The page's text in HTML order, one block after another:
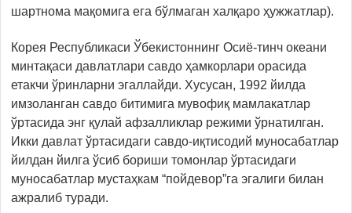
шартнома мақомига ега бўлмаган халқаро ҳужжатлар).
Корея Республикаси Ўбекистоннинг Осиё-тинч океани
минтақаси давлатлари савдо ҳамкорлари орасида
етакчи ўринларни эгаллайди. Хусусан, 1992 йилда
имзоланган савдо битимига мувофиқ мамлакатлар
ўртасида энг қулай афзалликлар режими ўрнатилган.
Икки давлат ўртасидаги савдо-иқтисодий муносабатлар
йилдан йилга ўсиб бориши томонлар ўртасидаги
муносабатлар мустаҳкам “пойдевор”га эгалиги билан
ажралиб туради.